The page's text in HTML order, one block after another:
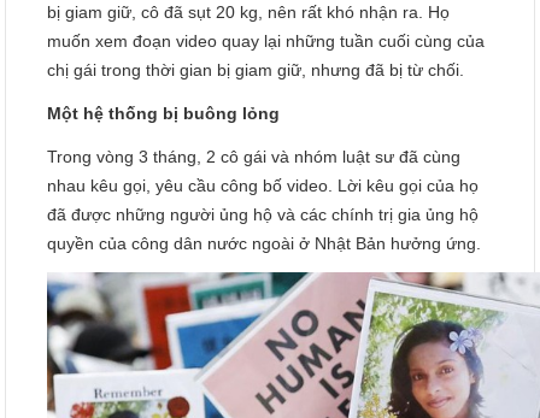
bị giam giữ, cô đã sụt 20 kg, nên rất khó nhận ra. Họ
muốn xem đoạn video quay lại những tuần cuối cùng của
chị gái trong thời gian bị giam giữ, nhưng đã bị từ chối.
Một hệ thống bị buông lỏng
Trong vòng 3 tháng, 2 cô gái và nhóm luật sư đã cùng
nhau kêu gọi, yêu cầu công bố video. Lời kêu gọi của họ
đã được những người ủng hộ và các chính trị gia ủng hộ
quyền của công dân nước ngoài ở Nhật Bản hưởng ứng.